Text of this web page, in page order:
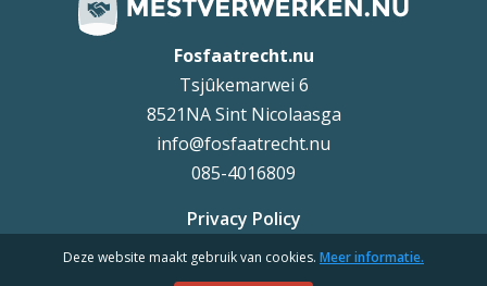
Fosfaatrecht.nu
Tsjûkemarwei 6
8521NA Sint Nicolaasga
info@fosfaatrecht.nu
085-4016809
Privacy Policy
©Uteq
Deze website maakt gebruik van cookies. Meer informatie.